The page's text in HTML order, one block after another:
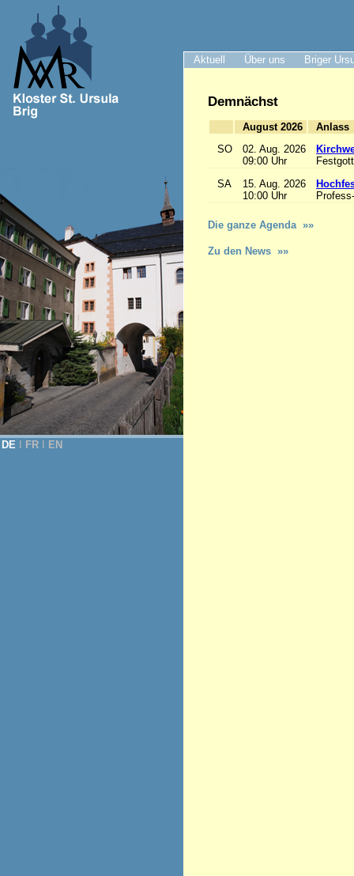
Aktuell Über uns Briger
DE FR EN
Demnächst
August 2026
SO
02. Aug. 2026
09:00 Uhr
SA
15. Aug. 2026
10:00 Uhr
Die ganze Agenda »»
Zu den News »»